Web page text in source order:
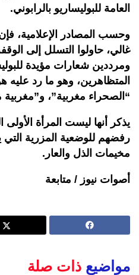
العامة للبوليساريو بالرابوني.
وحسب المصادر الإعلامية،
غالي، حاولوا التسلل إلى
ومرددين شعارات مؤيدة
المتظاهرين، وهو ما رد عليه
“الصحراء مغربية”، و”مغربية
يذكر أنها ليست المرأة
رفضهم للوضعية المزرية
مخيمات الذل والعار.
أصوات نيوز / متابعة
مواضيع ذات صلة